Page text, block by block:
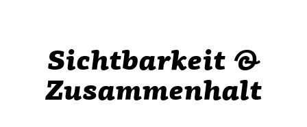
Sichtbarkeit &
Zusammenhalt